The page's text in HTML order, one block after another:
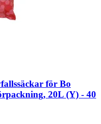
för Bo
20L (Y) -​ 40